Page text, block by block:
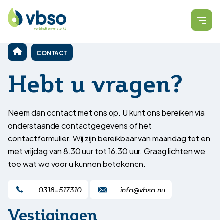
CONTACT
Hebt u vragen?
Neem dan contact met ons op. U kunt ons bereiken via
onderstaande contactgegevens of het
contactformulier. Wij zijn bereikbaar van maandag tot en
met vrijdag van 8.30 uur tot 16.30 uur. Graag lichten we
toe wat we voor u kunnen betekenen.
0318-517310 info@vbso.nu
Vestigingen